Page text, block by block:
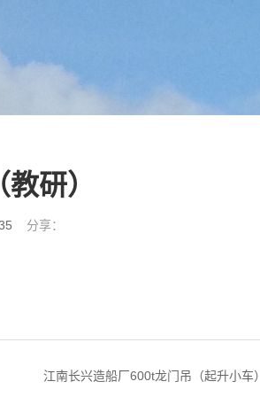
研）
分享：
江南长兴造船厂600t龙门吊（起升小车）